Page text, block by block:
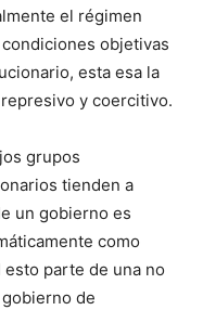
el régimen
objetivas
esta esa la
y coercitivo.
grupos
tienden a
un gobierno es
como
parte de una no
de